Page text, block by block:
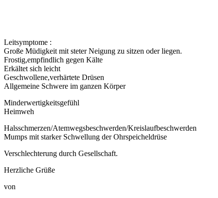
Leitsymptome :
Große Müdigkeit mit steter Neigung zu sitzen oder liegen.
Frostig,empfindlich gegen Kälte
Erkältet sich leicht
Geschwollene,verhärtete Drüsen
Allgemeine Schwere im ganzen Körper
Minderwertigkeitsgefühl
Heimweh
Halsschmerzen/Atemwegsbeschwerden/Kreislaufbeschwerden
Mumps mit starker Schwellung der Ohrspeicheldrüse
Verschlechterung durch Gesellschaft.
Herzliche Grüße
von